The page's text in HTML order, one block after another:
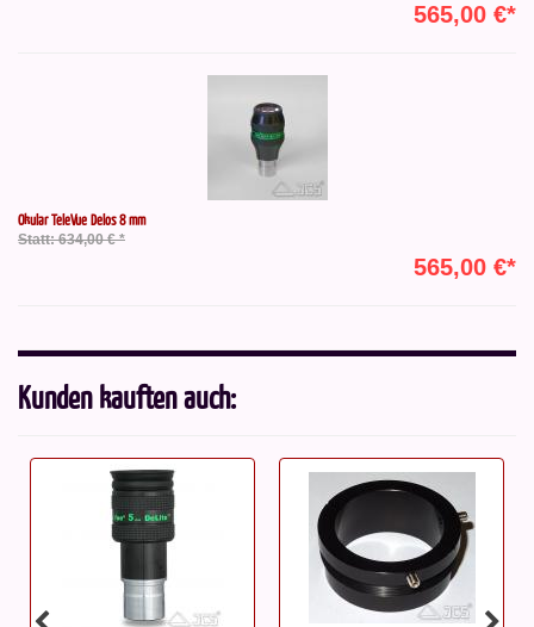
565,00 €*
Okular TeleVue Delos 8 mm
Statt: 634,00 € *
565,00 €*
Kunden kauften auch: